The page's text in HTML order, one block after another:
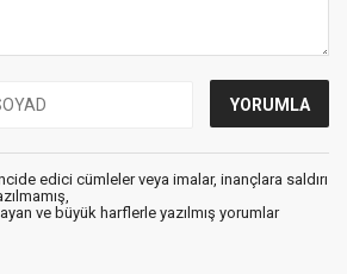
edici cümleler veya imalar, inançlara saldırı
ve büyük harflerle yazılmış yorumlar